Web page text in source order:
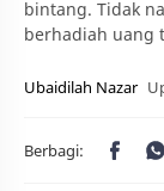
bintang. Tidak
berhadiah uang